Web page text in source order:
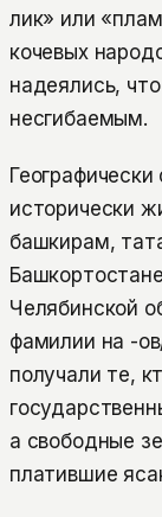
лик» или
кочевых
надеялись,
несгибаемым.
исторически
башкирам,
Челябинской
фамилии на -
получали те,
а свободные
платившие